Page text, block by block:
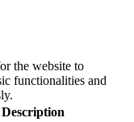
the website to
functionalities and
Description